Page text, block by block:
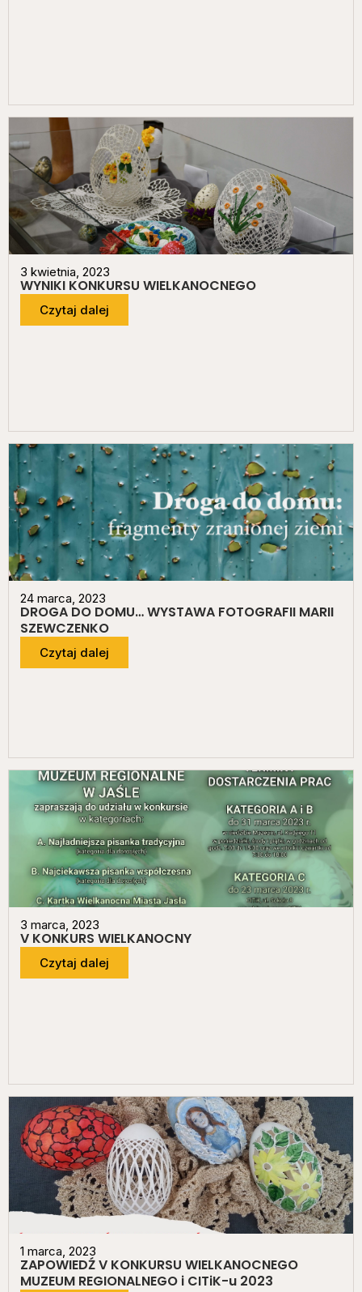
3 kwietnia, 2023
WYNIKI KONKURSU WIELKANOCNEGO
Czytaj dalej
24 marca, 2023
DROGA DO DOMU… WYSTAWA FOTOGRAFII MARII
SZEWCZENKO
Czytaj dalej
3 marca, 2023
V KONKURS WIELKANOCNY
Czytaj dalej
1 marca, 2023
ZAPOWIEDŹ V KONKURSU WIELKANOCNEGO
MUZEUM REGIONALNEGO i CITiK-u 2023